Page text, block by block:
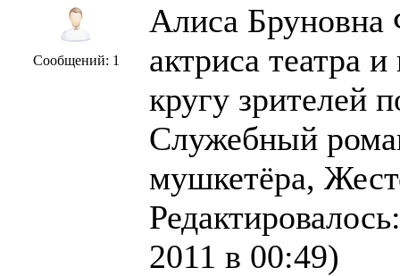
Сообщений: 1
Алиса Бруновна
актриса театра
кругу зрителей
Служебный
мушкетёра,
2011 в 00:49)